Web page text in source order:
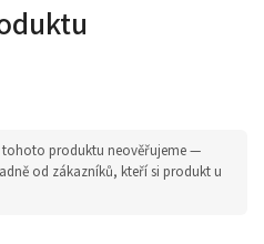
tohoto produktu neověřujeme —
od zákazníků, kteří si produkt u